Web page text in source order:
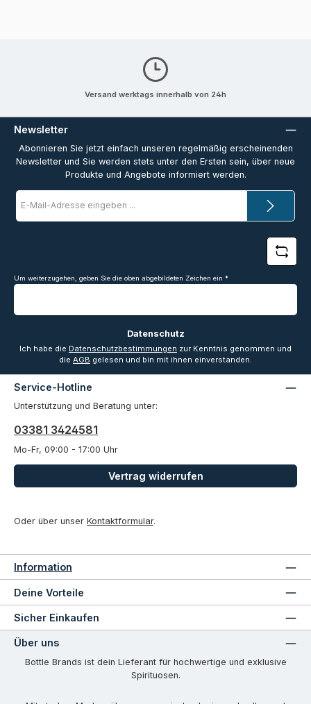
Versand werktags innerhalb von 24h
Newsletter
Abonnieren Sie jetzt einfach unseren regelmäßig erscheinenden
Newsletter und Sie werden stets unter den Ersten sein, über neue
Produkte und Angebote informiert werden.
E-
Mail-
*
Um weiterzugehen, geben Sie die oben abgebildeten Zeichen ein *
Datenschutz
Ich habe die Datenschutzbestimmungen zur Kenntnis genommen und
die AGB gelesen und bin mit ihnen einverstanden.
Service-Hotline
Unterstützung und Beratung unter:
03381 3424581
Mo-Fr, 09:00 - 17:00 Uhr
Vertrag widerrufen
Oder über unser Kontaktformular.
Information
Deine Vorteile
Sicher Einkaufen
Über uns
Bottle Brands ist dein Lieferant für hochwertige und exklusive
Spirituosen.